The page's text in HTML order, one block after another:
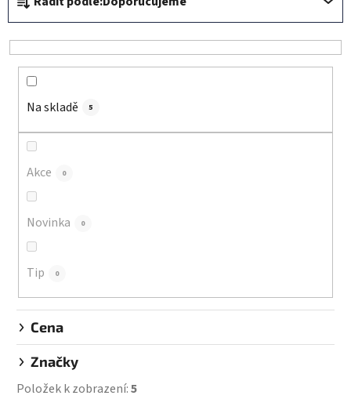
a
z
e
Na skladě 5
Akce 0
Novinka 0
Tip 0
Cena
Značky
Položek k zobrazení:5